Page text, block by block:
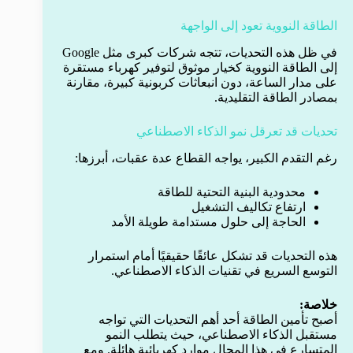
الطاقة النووية تعود إلى الواجهة
في ظل هذه التحديات، تتجه شركات كبرى مثل Google
إلى الطاقة النووية كخيار موثوق لتوفير كهرباء مستقرة
على مدار الساعة، دون انبعاثات كربونية كبيرة، مقارنة
بمصادر الطاقة التقليدية.
تحديات قد تعرقل نمو الذكاء الاصطناعي
رغم التقدم الكبير، يواجه القطاع عدة عقبات، أبرزها:
محدودية البنية التحتية للطاقة
ارتفاع تكاليف التشغيل
الحاجة إلى حلول مستدامة طويلة الأمد
هذه التحديات قد تشكل عائقًا حقيقيًا أمام استمرار
التوسع السريع في تقنيات الذكاء الاصطناعي.
خلاصة:
أصبح تأمين الطاقة أحد أهم التحديات التي تواجه
مستقبل الذكاء الاصطناعي، حيث يتطلب النمو
المتسارع في هذا المجال موارد كهربائية هائلة. ومع